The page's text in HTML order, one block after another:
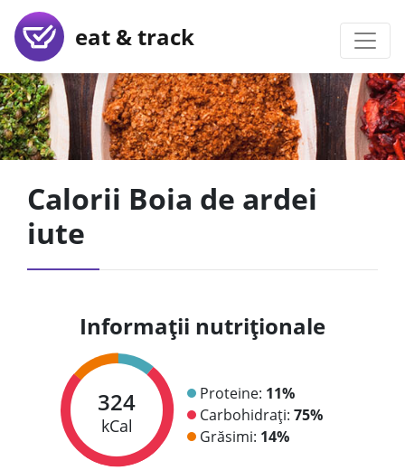
eat & track
Calorii Boia de ardei
iute
Informații nutriționale
324
kCal
Proteine: 11%
Carbohidrați: 75%
Grăsimi: 14%